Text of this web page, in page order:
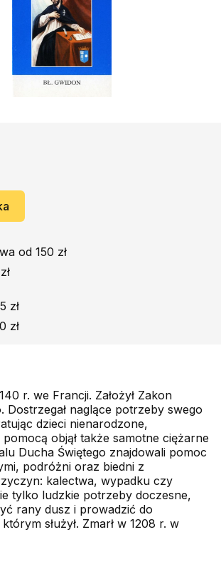
od 150 zł
zł
zł
r. we Francji. Założył Zakon
Dostrzegał naglące potrzeby swego
dzieci nienarodzone,
objął także samotne ciężarne
Ducha Świętego znajdowali pomoc
podróżni oraz biedni z
kalectwa, wypadku czy
tylko ludzkie potrzeby doczesne,
rany dusz i prowadzić do
służył. Zmarł w 1208 r. w